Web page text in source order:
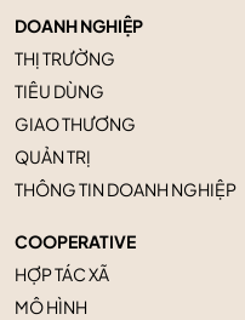
DOANH NGHIỆP
THỊ TRƯỜNG
TIÊU DÙNG
GIAO THƯƠNG
QUẢN TRỊ
THÔNG TIN DOANH NGHIỆP
COOPERATIVE
HỢP TÁC XÃ
MÔ HÌNH